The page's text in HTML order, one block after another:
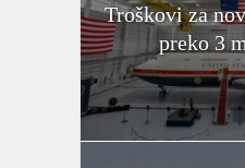
Troškovi za
preko 3